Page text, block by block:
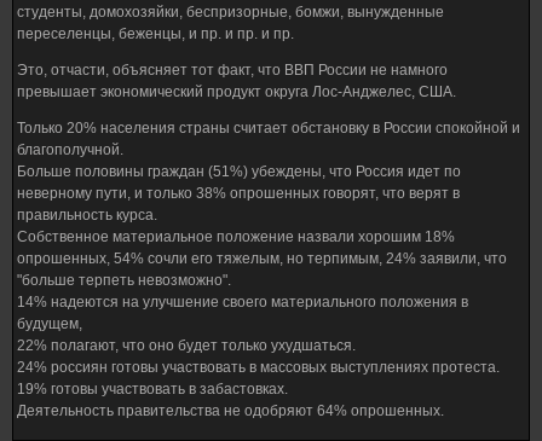
студенты, домохозяйки, беспризорные, бомжи, вынужденные
переселенцы, беженцы, и пр. и пр. и пр.
Это, отчасти, объясняет тот факт, что ВВП России не намного
превышает экономический продукт округа Лос-Анджелес, США.
Только 20% населения страны считает обстановку в России спокойной и
благополучной.
Больше половины граждан (51%) убеждены, что Россия идет по
неверному пути, и только 38% опрошенных говорят, что верят в
правильность курса.
Собственное материальное положение назвали хорошим 18%
опрошенных, 54% сочли его тяжелым, но терпимым, 24% заявили, что
"больше терпеть невозможно".
14% надеются на улучшение своего материального положения в
будущем,
22% полагают, что оно будет только ухудшаться.
24% россиян готовы участвовать в массовых выступлениях протеста.
19% готовы участвовать в забастовках.
Деятельность правительства не одобряют 64% опрошенных.